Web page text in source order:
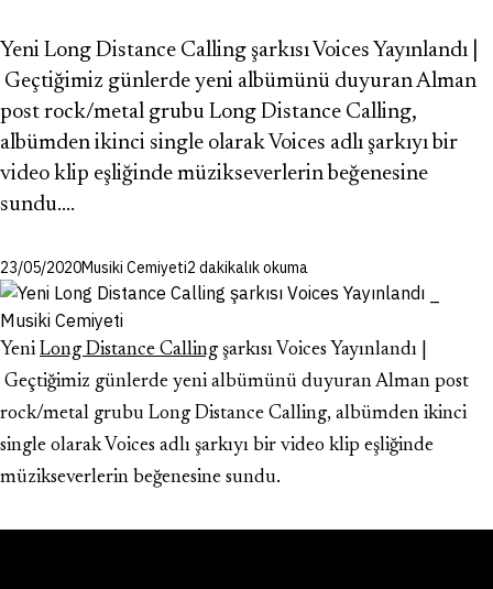
Yeni Long Distance Calling şarkısı Voices Yayınlandı |
Geçtiğimiz günlerde yeni albümünü duyuran Alman
post rock/metal grubu Long Distance Calling,
albümden ikinci single olarak Voices adlı şarkıyı bir
video klip eşliğinde müzikseverlerin beğenesine
sundu.…
23/05/2020Musiki Cemiyeti2 dakikalık okuma
Yeni Long Distance Calling şarkısı Voices Yayınlandı |
Geçtiğimiz günlerde yeni albümünü duyuran Alman post
rock/metal grubu Long Distance Calling, albümden ikinci
single olarak Voices adlı şarkıyı bir video klip eşliğinde
müzikseverlerin beğenesine sundu.